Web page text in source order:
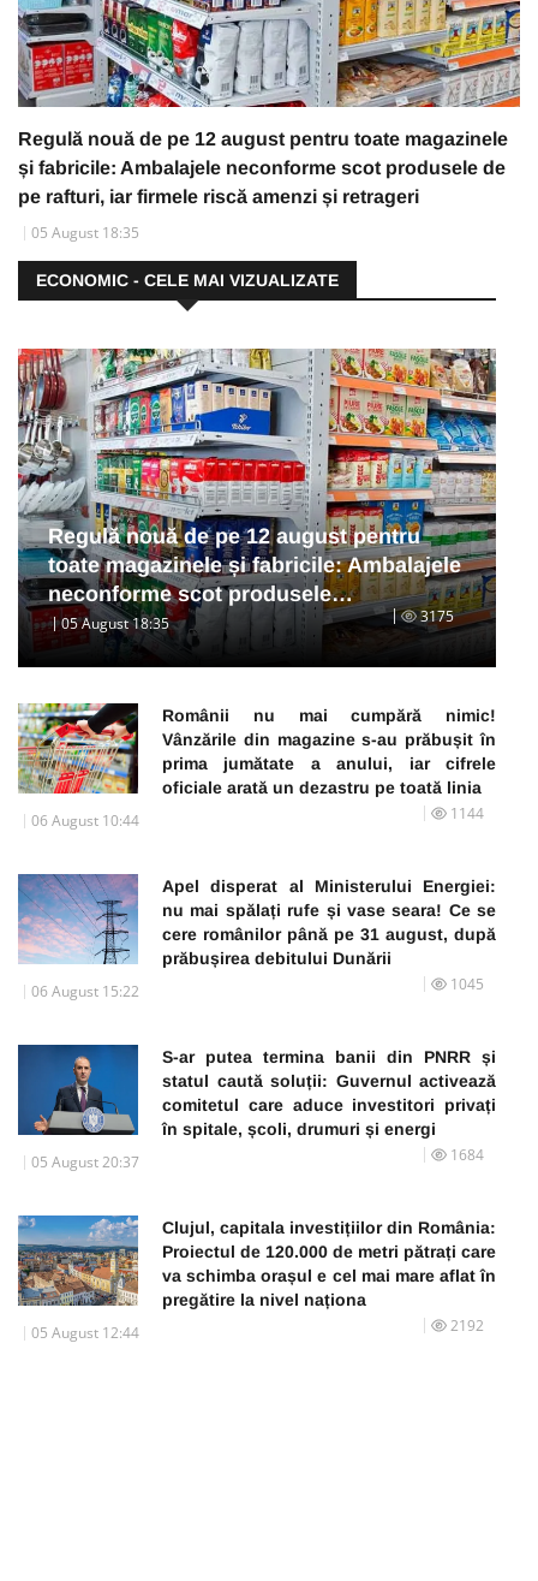
Regulă nouă de pe 12 august pentru toate magazinele
și fabricile: Ambalajele neconforme scot produsele de
pe rafturi, iar firmele riscă amenzi și retrageri
05 August 18:35
ECONOMIC - CELE MAI VIZUALIZATE
Regulă nouă de pe 12 august pentru
toate magazinele și fabricile: Ambalajele
neconforme scot produsele…
05 August 18:35 3175
Românii nu mai cumpără nimic!
Vânzările din magazine s-au prăbușit în
prima jumătate a anului, iar cifrele
oficiale arată un dezastru pe toată linia
06 August 10:44 1144
Apel disperat al Ministerului Energiei:
nu mai spălați rufe și vase seara! Ce se
cere românilor până pe 31 august, după
prăbușirea debitului Dunării
06 August 15:22 1045
S-ar putea termina banii din PNRR și
statul caută soluții: Guvernul activează
comitetul care aduce investitori privați
în spitale, școli, drumuri și energi
05 August 20:37 1684
Clujul, capitala investițiilor din România:
Proiectul de 120.000 de metri pătrați care
va schimba orașul e cel mai mare aflat în
pregătire la nivel naționa
05 August 12:44 2192